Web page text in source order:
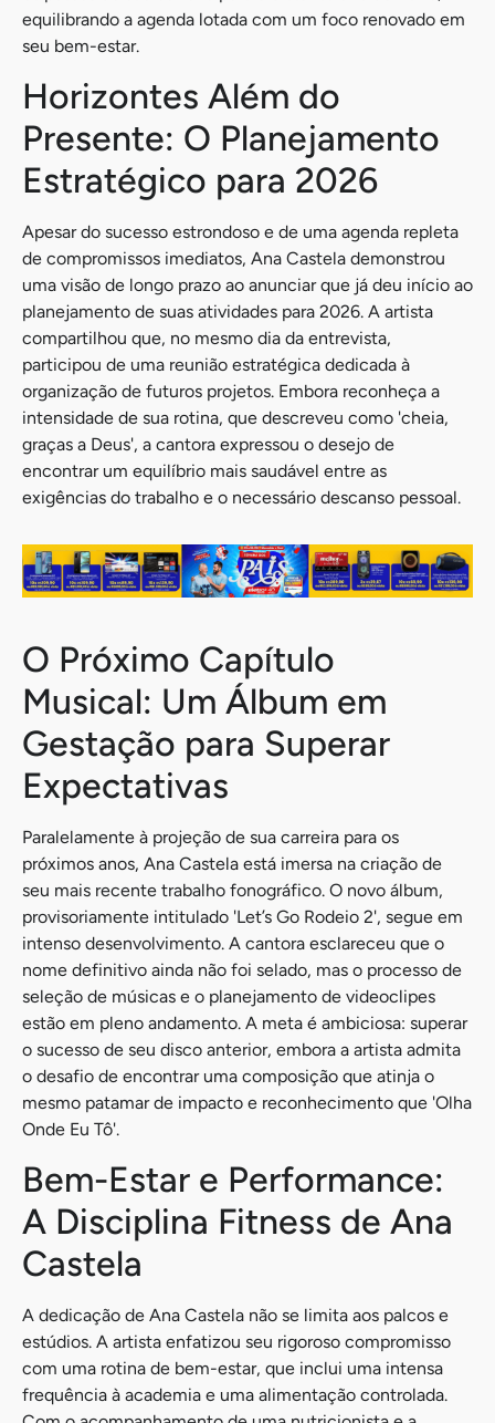
equilibrando a agenda lotada com um foco renovado em
seu bem-estar.
Horizontes Além do
Presente: O Planejamento
Estratégico para 2026
Apesar do sucesso estrondoso e de uma agenda repleta
de compromissos imediatos, Ana Castela demonstrou
uma visão de longo prazo ao anunciar que já deu início ao
planejamento de suas atividades para 2026. A artista
compartilhou que, no mesmo dia da entrevista,
participou de uma reunião estratégica dedicada à
organização de futuros projetos. Embora reconheça a
intensidade de sua rotina, que descreveu como 'cheia,
graças a Deus', a cantora expressou o desejo de
encontrar um equilíbrio mais saudável entre as
exigências do trabalho e o necessário descanso pessoal.
O Próximo Capítulo
Musical: Um Álbum em
Gestação para Superar
Expectativas
Paralelamente à projeção de sua carreira para os
próximos anos, Ana Castela está imersa na criação de
seu mais recente trabalho fonográfico. O novo álbum,
provisoriamente intitulado 'Let’s Go Rodeio 2', segue em
intenso desenvolvimento. A cantora esclareceu que o
nome definitivo ainda não foi selado, mas o processo de
seleção de músicas e o planejamento de videoclipes
estão em pleno andamento. A meta é ambiciosa: superar
o sucesso de seu disco anterior, embora a artista admita
o desafio de encontrar uma composição que atinja o
mesmo patamar de impacto e reconhecimento que 'Olha
Onde Eu Tô'.
Bem-Estar e Performance:
A Disciplina Fitness de Ana
Castela
A dedicação de Ana Castela não se limita aos palcos e
estúdios. A artista enfatizou seu rigoroso compromisso
com uma rotina de bem-estar, que inclui uma intensa
frequência à academia e uma alimentação controlada.